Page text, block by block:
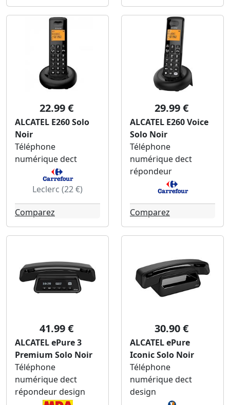
22.99 €
ALCATEL E260 Solo
Noir
Téléphone
numérique dect
Leclerc (22 €)
Comparez
29.99 €
ALCATEL E260 Voice
Solo Noir
Téléphone
numérique dect
répondeur
Comparez
41.99 €
ALCATEL ePure 3
Premium Solo Noir
Téléphone
numérique dect
répondeur design
30.90 €
ALCATEL ePure
Iconic Solo Noir
Téléphone
numérique dect
design